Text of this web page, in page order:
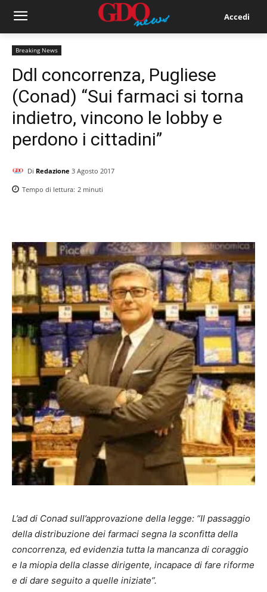
Accedi
Breaking News
Ddl concorrenza, Pugliese
(Conad) “Sui farmaci si torna
indietro, vincono le lobby e
perdono i cittadini”
Di Redazione 3 Agosto 2017
Tempo di lettura: 2 minuti
L’ad di Conad sull’approvazione della legge: “Il passaggio
della distribuzione dei farmaci segna la sconfitta della
concorrenza, ed evidenzia tutta la mancanza di coraggio
e la miopia della classe dirigente, incapace di fare riforme
e di dare seguito a quelle iniziate”.